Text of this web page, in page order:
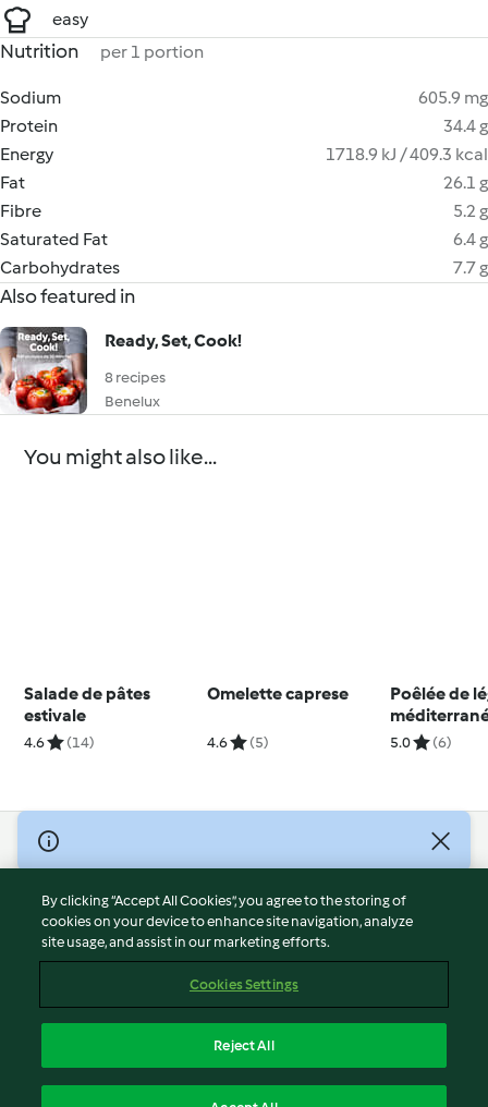
easy
Nutrition per 1 portion
Sodium
605.9 mg
Protein
34.4 g
Energy
1718.9 kJ / 409.3 kcal
Fat
26.1 g
Fibre
5.2 g
Saturated Fat
6.4 g
Carbohydrates
7.7 g
Also featured in
Ready, Set, Cook!
8 recipes
Benelux
You might also like...
Salade de pâtes
estivale
4.6 (14)
Omelette caprese
4.6 (5)
Poêlée de
5.0 (6)
© Copyright 2026
Terms of Service
Privacy Policy
Disclaimer
Cookies
Withdraw Contract
By clicking “Accept All Cookies”, you agree to the storing of
cookies on your device to enhance site navigation, analyze
site usage, and assist in our marketing efforts.
Cookies Settings
Reject All